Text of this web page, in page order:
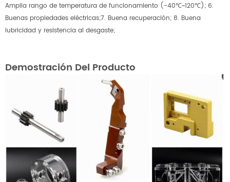
Amplia rango de temperatura de funcionamiento (-40℃~120℃); 6.
Buenas propiedades eléctricas;7. Buena recuperación; 8. Buena
lubricidad y resistencia al desgaste;
Demostración Del Producto